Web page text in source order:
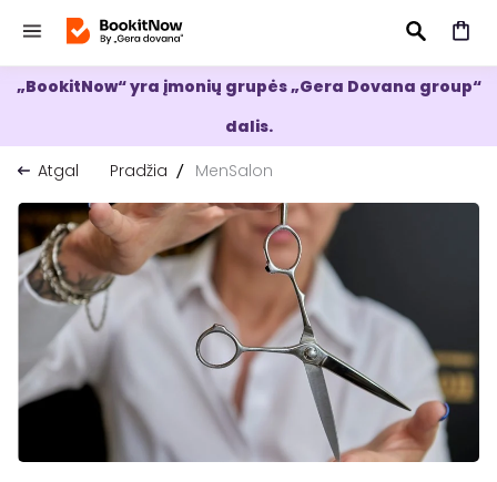
IEŠKOTI
„BookitNow“ yra įmonių grupės „Gera Dovana group“
dalis.
Atgal
Pradžia MenSalon